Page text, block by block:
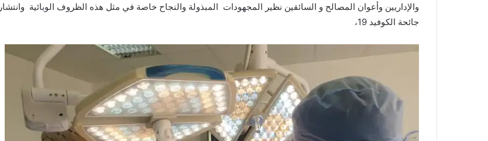
والإداريين وأعوان المصالح و السائقين نظير المجهودات المبذولة والنجاح خاصة في مثل هذه الظروف الوبائية وانتشار
جائحة الكوفيد 19،